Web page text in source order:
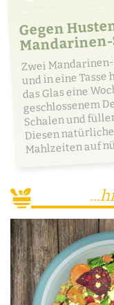
Gegen
Zwei
und in eine Tasse
das Glas eine
geschlossenem
Schalen und
Diesen
Mahlzeiten auf